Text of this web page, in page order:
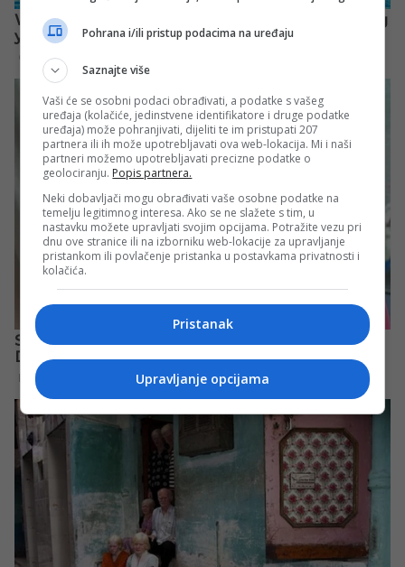
Pohrana i/ili pristup podacima na uređaju
Saznajte više
Vaši će se osobni podaci obrađivati, a podatke s vašeg
uređaja (kolačiće, jedinstvene identifikatore i druge podatke
uređaja) može pohranjivati, dijeliti te im pristupati 207
partnera ili ih može upotrebljavati ova web-lokacija. Mi i naši
partneri možemo upotrebljavati precizne podatke o
geolociranju. Popis partnera.
Neki dobavljači mogu obrađivati vaše osobne podatke na
temelju legitimnog interesa. Ako se ne slažete s tim, u
nastavku možete upravljati svojim opcijama. Potražite vezu pri
dnu ove stranice ili na izborniku web-lokacije za upravljanje
pristankom ili povlačenje pristanka u postavkama privatnosti i
kolačića.
Pristanak
Upravljanje opcijama